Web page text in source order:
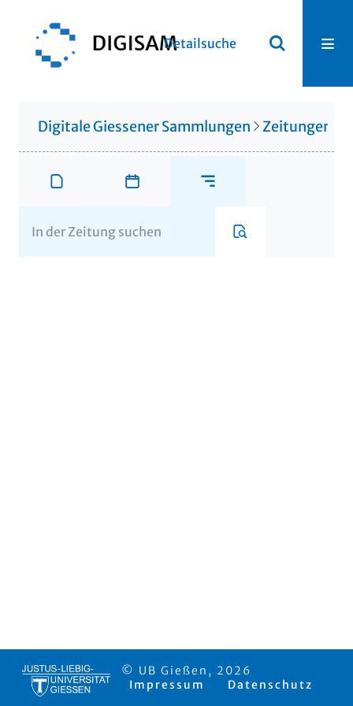
Detailsuche
Digitale Giessener Sammlungen Zeitungen
© UB Gießen, 2026
Impressum
Datenschutz